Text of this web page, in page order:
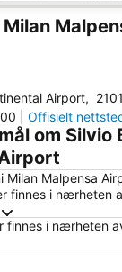
Airport,
Offisielt
om Silvio
Milan Malpensa
finnes i nærheten
finnes i nærheten